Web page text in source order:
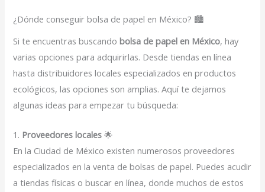
¿Dónde conseguir bolsa de papel en México? 🏙️
Si te encuentras buscandobolsa de papel en México, hay
varias opciones para adquirirlas. Desde tiendas en línea
hasta distribuidores locales especializados en productos
ecológicos, las opciones son amplias. Aquí te dejamos
algunas ideas para empezar tu búsqueda:
1. Proveedores locales 🌟
En la Ciudad de México existen numerosos proveedores
especializados en la venta de bolsas de papel. Puedes acudir
a tiendas físicas o buscar en línea, donde muchos de estos